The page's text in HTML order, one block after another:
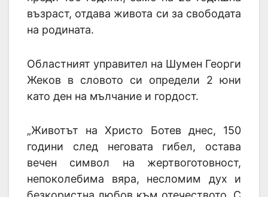
възраст, отдава живота си за свободата
на родината.
Областният управител на Шумен Георги
Жеков в словото си определи 2 юни
като ден на мълчание и гордост.
„Животът на Христо Ботев днес, 150
години след неговата гибел, остава
вечен символ на жертвоготовност,
непоколебима вяра, несломим дух и